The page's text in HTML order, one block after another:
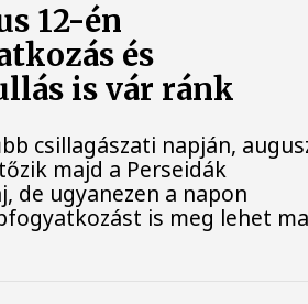
12-én
és
is vár ránk
csillagászati napján,
majd a Perseidák
de ugyanezen a napon
is meg lehet